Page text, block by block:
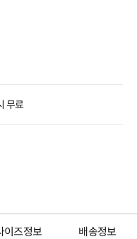
무료
이즈정보 배송정보